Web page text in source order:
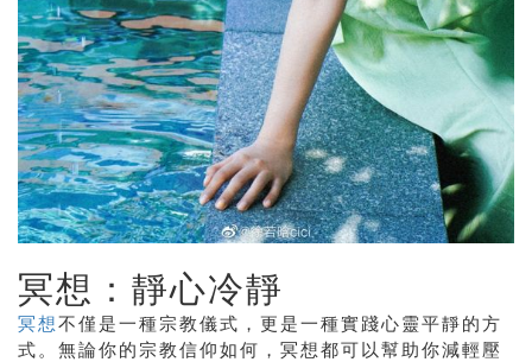
冥想：靜心冷靜
冥想不僅是一種宗教儀式，更是一種實踐心靈平靜的方
式。無論你的宗教信仰如何，冥想都可以幫助你減輕壓